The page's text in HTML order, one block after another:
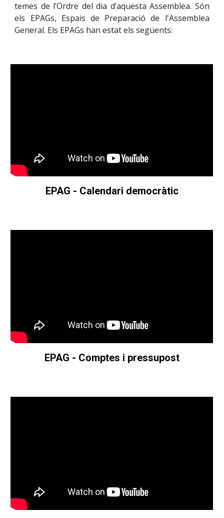
temes de l’Ordre del dia d’aquesta Assemblea. Són
els EPAGs, Espais de Preparació de l'Assemblea
General. Els EPAGs han estatels següents:
EPAG - Calendari democràtic
EPAG - Comptes i pressupost